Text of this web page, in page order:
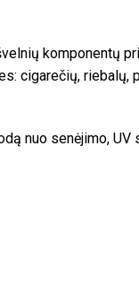
komponentų
cigarečių, riebalų,
nuo senėjimo,